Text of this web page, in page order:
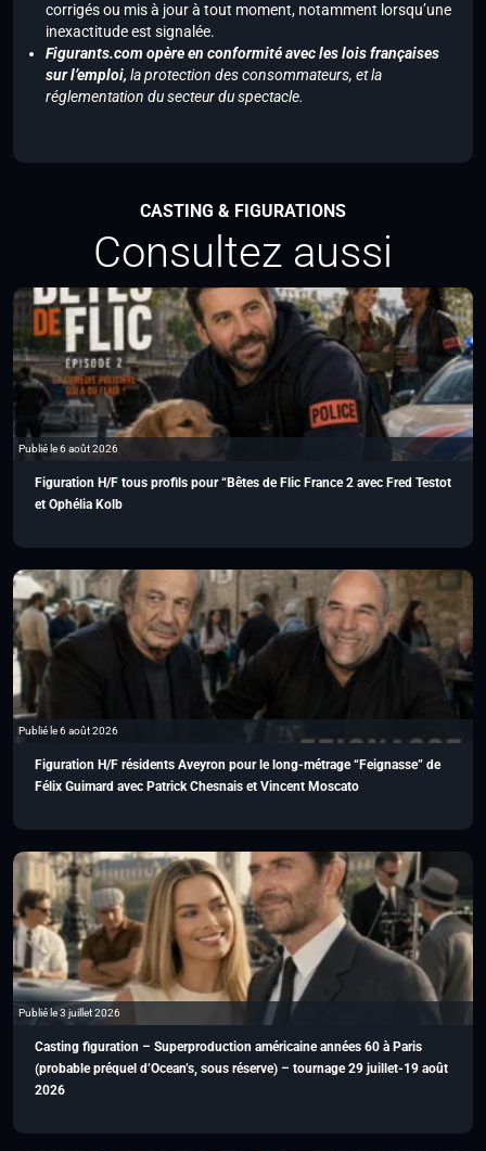
corrigés ou mis à jour à tout moment, notamment lorsqu’une
inexactitude est signalée.
Figurants.com opère en conformité avec les lois françaises
sur l’emploi, la protection des consommateurs, et la
réglementation du secteur du spectacle.
CASTING & FIGURATIONS
Consultez aussi
Publié le 6 août 2026
Figuration H/F tous profils pour “Bêtes de Flic France 2 avec Fred Testot
et Ophélia Kolb
Publié le 6 août 2026
Figuration H/F résidents Aveyron pour le long-métrage “Feignasse” de
Félix Guimard avec Patrick Chesnais et Vincent Moscato
Publié le 3 juillet 2026
Casting figuration – Superproduction américaine années 60 à Paris
(probable préquel d’Ocean’s, sous réserve) – tournage 29 juillet-19 août
2026